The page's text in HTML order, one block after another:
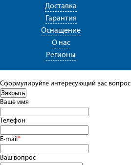
Доставка
Гарантия
Оснащение
О нас
Регионы
Сформулируйте интересующий вас вопрос
Ваше имя
Телефон
E-mail*
Ваш вопрос